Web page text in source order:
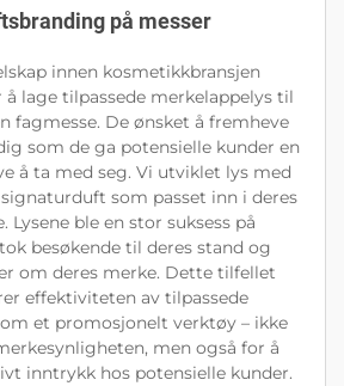
på messer
innen kosmetikkbransjen
lage tilpassede merkelappelys til
fagmesse. De ønsket å fremheve
som de ga potensielle kunder en
å ta med seg. Vi utviklet lys med
som passet inn i deres
Lysene ble en stor suksess på
besøkende til deres stand og
om deres merke. Dette tilfellet
effektiviteten av tilpassede
et promosjonelt verktøy – ikke
men også for å
inntrykk hos potensielle kunder.